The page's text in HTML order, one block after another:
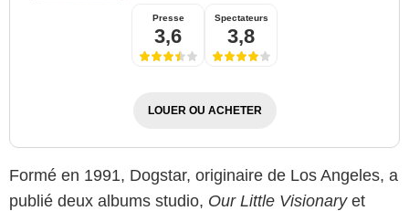
Presse
3,6
Spectateurs
3,8
LOUER OU ACHETER
Formé en 1991, Dogstar, originaire de Los Angeles, a
publié deux albums studio, Our Little Visionaryet